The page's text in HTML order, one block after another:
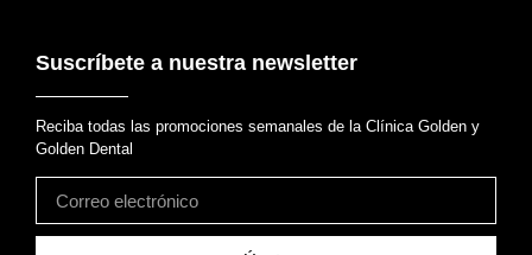
Suscríbete a nuestra newsletter
Reciba todas las promociones semanales de la Clínica Golden y
Golden Dental